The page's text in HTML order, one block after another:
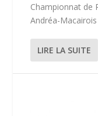
Championnat de
Andréa-Macairois
LIRE LA SUITE